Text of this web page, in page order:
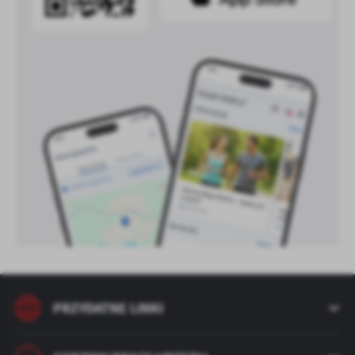
treści w postaci wiadomości, ofert, komunikatów mediów
społecznościowych.
PRZYDATNE LINKI